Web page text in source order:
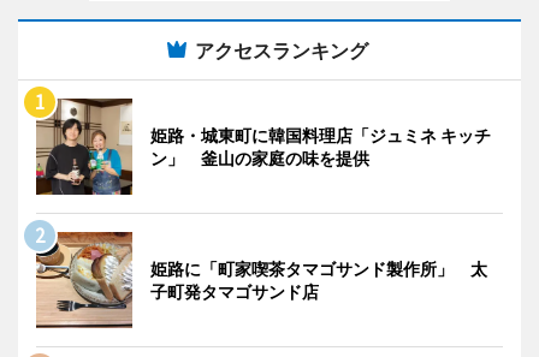
アクセスランキング
姫路・城東町に韓国料理店「ジュミネ キッチ
ン」 釜山の家庭の味を提供
姫路に「町家喫茶タマゴサンド製作所」 太
子町発タマゴサンド店